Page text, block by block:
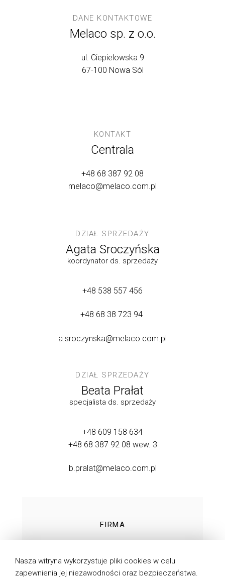
DANE KONTAKTOWE
Melaco sp. z o.o.
ul. Ciepielowska 9
67-100 Nowa Sól
KONTAKT
Centrala
+48 68 387 92 08
melaco@melaco.com.pl
DZIAŁ SPRZEDAŻY
Agata Sroczyńska
koordynator ds. sprzedaży
+48 538 557 456
+48 68 38 723 94
a.sroczynska@melaco.com.pl
DZIAŁ SPRZEDAŻY
Beata Prałat
specjalista ds. sprzedaży
+48 609 158 634
+48 68 387 92 08 wew. 3
b.pralat@melaco.com.pl
FIRMA
PRODUKTY
Nasza witryna wykorzystuje pliki cookies w celu
zapewnienia jej niezawodności oraz bezpieczeństwa.